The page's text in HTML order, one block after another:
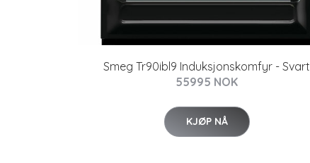
Smeg Tr90ibl9 Induksjonskomfyr - Svart
55995 NOK
KJØP NÅ